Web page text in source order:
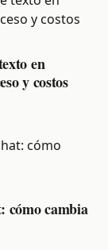
en
y costos
cómo cambia